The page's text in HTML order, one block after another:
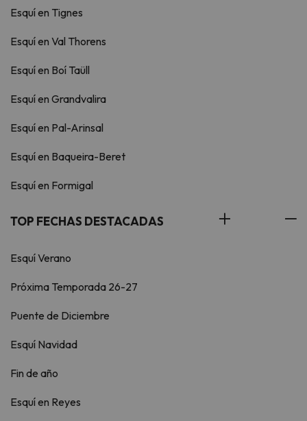
Esquí en Tignes
Esquí en Val Thorens
Esquí en Boí Taüll
Esquí en Grandvalira
Esquí en Pal-Arinsal
Esquí en Baqueira-Beret
Esquí en Formigal
TOP FECHAS DESTACADAS
Esquí Verano
Próxima Temporada 26-27
Puente de Diciembre
Esquí Navidad
Fin de año
Esquí en Reyes